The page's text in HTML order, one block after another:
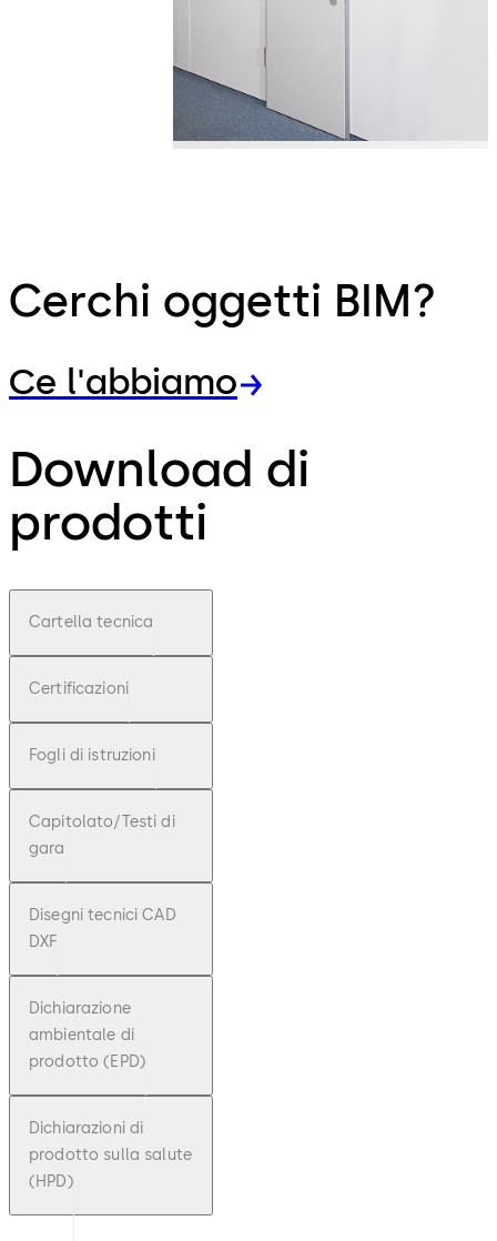
Cerchi oggetti BIM?
Ce l'abbiamo
Download di
prodotti
Cartella tecnica
Certificazioni
Fogli di istruzioni
Capitolato/Testi di
gara
Disegni tecnici CAD
DXF
Dichiarazione
ambientale di
prodotto (EPD)
Dichiarazioni di
prodotto sulla salute
(HPD)